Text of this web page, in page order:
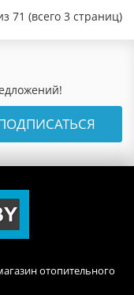
71 (всего 3 страниц)
отопительного